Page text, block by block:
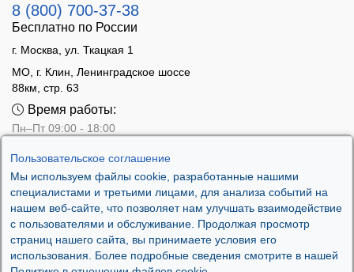
Пользовательское соглашение
Мы используем файлы cookie, разработанные нашими
специалистами и третьими лицами, для анализа событий на
нашем веб-сайте, что позволяет нам улучшать взаимодействие
с пользователями и обслуживание. Продолжая просмотр
страниц нашего сайта, вы принимаете условия его
использования. Более подробные сведения смотрите в нашей
8 (800) 700-37-38
Бесплатно по России
г. Москва, ул. Ткацкая 1
МО, г. Клин, Ленинградское шоссе
88км, стр. 63
Время работы:
Пн–Пт 09:00 - 18:00
Вс - выходной